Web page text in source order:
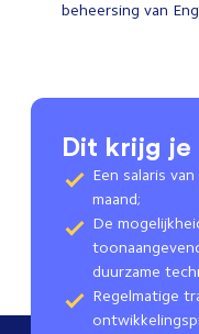
beheersing van
Dit krijg je
Een salaris
maand;
De
duurzame
Regelmatige